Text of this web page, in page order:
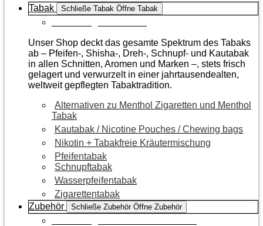
Tabak
Schließe Tabak Öffne Tabak
Unser Shop deckt das gesamte Spektrum des Tabaks
ab – Pfeifen-, Shisha-, Dreh-, Schnupf- und Kautabak
in allen Schnitten, Aromen und Marken –, stets frisch
gelagert und verwurzelt in einer jahrtausendealten,
weltweit gepflegten Tabaktradition.
Alternativen zu Menthol Zigaretten und Menthol
Tabak
Kautabak / Nicotine Pouches / Chewing bags
Nikotin + Tabakfreie Kräutermischung
Pfeifentabak
Schnupftabak
Wasserpfeifentabak
Zigarettentabak
Zubehör
Schließe Zubehör Öffne Zubehör